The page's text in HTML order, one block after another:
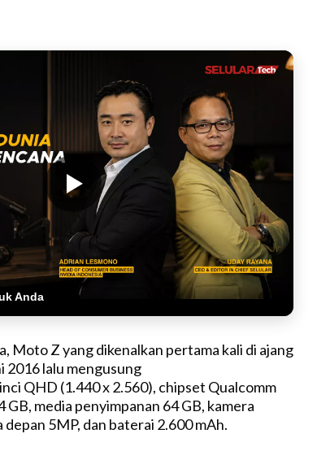
Anda
Moto Z yang dikenalkan pertama kali di ajang
2016 lalu mengusung
QHD (1.440 x 2.560), chipset Qualcomm
GB, media penyimpanan 64 GB, kamera
5MP, dan baterai 2.600 mAh.